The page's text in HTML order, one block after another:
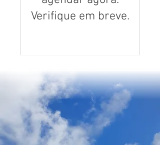
Verifique em breve.